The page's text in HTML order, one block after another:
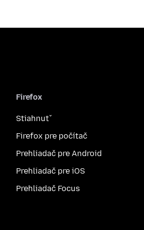
Firefox
Stiahnuť
Firefox pre počítač
Prehliadač pre Android
Prehliadač pre iOS
Prehliadač Focus